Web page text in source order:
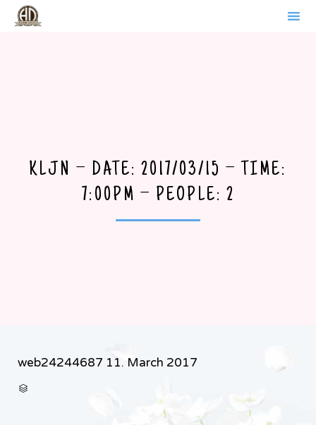
KLJN – DATE: 2017/03/15 – TIME:
7:00PM – PEOPLE: 2
web24244687 11. March 2017
